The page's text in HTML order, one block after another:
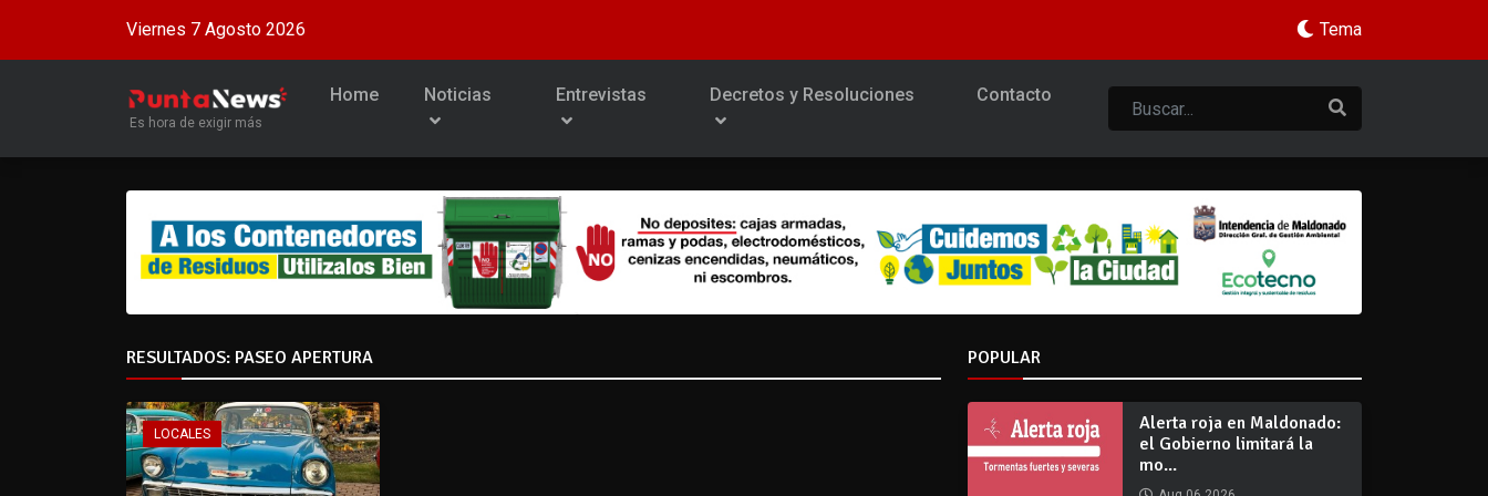
Viernes 7 Agosto 2026 Tema
Es hora de exigir más
Home Noticias Entrevistas Decretos y Resoluciones Contacto
RESULTADOS: PASEO APERTURA
LOCALES
POPULAR
Alerta roja en Maldonado:
el Gobierno limitará la
mo...